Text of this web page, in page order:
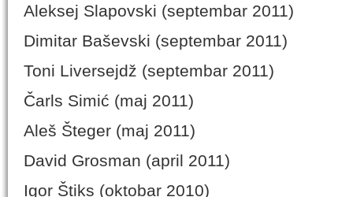
Aleksej Slapovski (septembar 2011)
Dimitar Baševski (septembar 2011)
Toni Liversejdž (septembar 2011)
Čarls Simić (maj 2011)
Aleš Šteger (maj 2011)
David Grosman (april 2011)
Igor Štiks (oktobar 2010)